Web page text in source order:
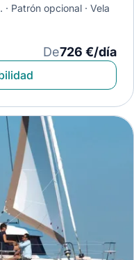
Patrón opcional
Vela
De726 €/día